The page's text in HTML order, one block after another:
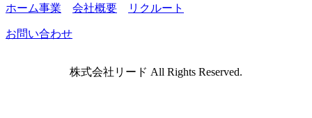
ホーム事業
会社概要 リクルート
お問い合わせ
株式会社リード All Rights Reserved.